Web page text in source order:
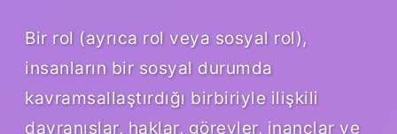
Bir rol (ayrıca rol veya sosyal rol),
insanların bir sosyal durumda
kavramsallaştırdığı birbiriyle ilişkili
davranışlar, haklar, görevler, inançlar ve